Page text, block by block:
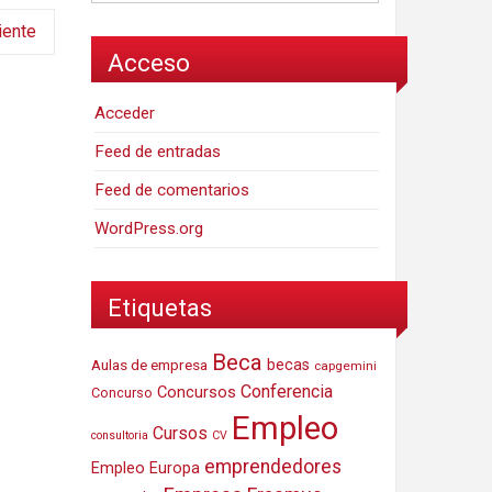
Acceso
Acceder
Feed de entradas
Feed de comentarios
WordPress.org
Etiquetas
Aulas de empresa Beca becas capgemini
Concurso Concursos Conferencia
consultoria Cursos CV Empleo
Empleo Europa emprendedores